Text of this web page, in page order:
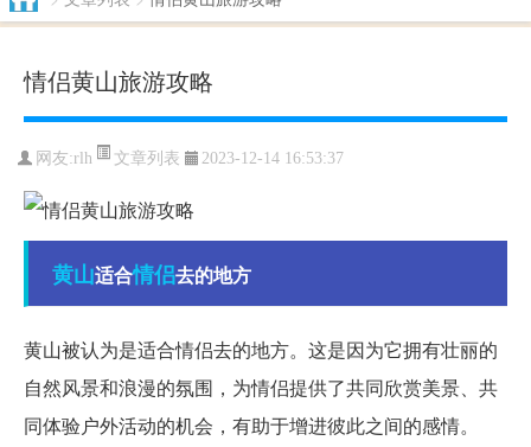
情侣黄山旅游攻略
网友:rlh 文章列表 2023-12-14 16:53:37
黄山适合情侣去的地方
黄山被认为是适合情侣去的地方。这是因为它拥有壮丽的
自然风景和浪漫的氛围，为情侣提供了共同欣赏美景、共
同体验户外活动的机会，有助于增进彼此之间的感情。